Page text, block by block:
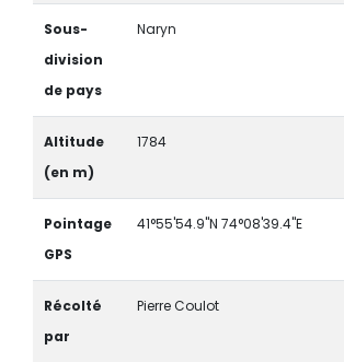
Sous-
division
de pays
Naryn
Altitude
(en m)
1784
Pointage
GPS
41°55'54.9"N 74°08'39.4"E
Récolté
par
Pierre Coulot